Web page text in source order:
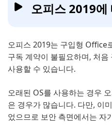
오피스 2019에
오피스 2019는 구입형 Office
구독 계약이 불필요하며, 처
사용할 수 있습니다.
오래된 OS를 사용하는 경우
은 경우가 많습니다. 다만, 이
었으므로 보안 측면에서는 자